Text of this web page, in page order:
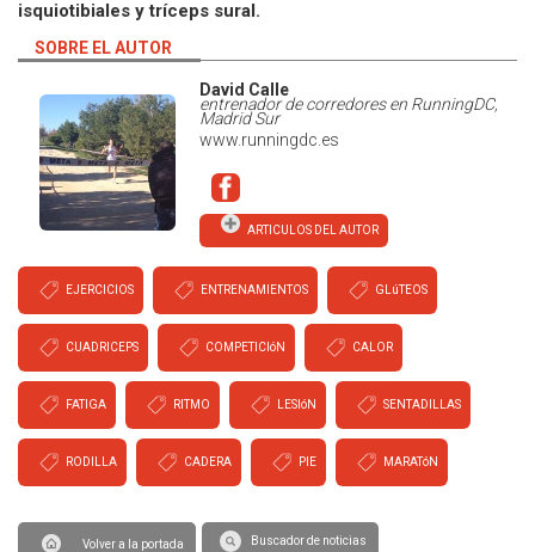
isquiotibiales y tríceps sural.
SOBRE EL AUTOR
David Calle
entrenador de corredores en RunningDC,
Madrid Sur
www.runningdc.es
ARTICULOS DEL AUTOR
EJERCICIOS ENTRENAMIENTOS GLúTEOS
CUADRICEPS COMPETICIóN CALOR
FATIGA RITMO LESIóN SENTADILLAS
RODILLA CADERA PIE MARATóN
Volver a la portada Buscador de noticias